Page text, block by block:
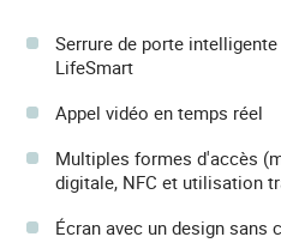
Serrure de porte
LifeSmart
Appel vidéo en temps réel
Multiples formes d'accès
digitale, NFC et utilisation
Écran avec un design sans